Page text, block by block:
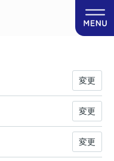
変更
変更
変更